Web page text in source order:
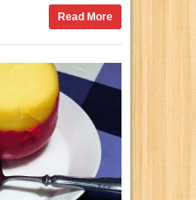
Read More